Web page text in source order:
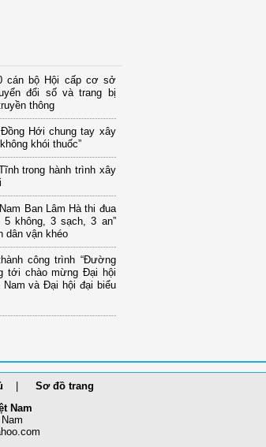
cán bộ Hội cấp cơ sở
đổi số và trang bị
thông
Hới chung tay xây
khói thuốc”
trong hành trình xây
Ban Lâm Hà thi đua
5 không, 3 sạch, 3 an”
dân vận khéo
công trình “Đường
tới chào mừng Đại hội
và Đại hội đại biểu
Sơ đồ trang
Nam